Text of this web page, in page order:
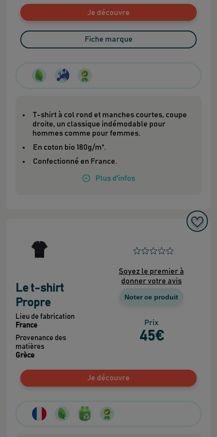
Je découvre
Fiche marque
T-shirt à col rond et manches courtes, coupe
droite, un classique indémodable pour
hommes comme pour femmes.
En coton bio 180g/m².
Confectionné en France.
Plus d'infos
Soyez le premier à
donner votre avis
Noter ce produit
Prix
45€
Le t-shirt
Propre
Lieu de fabrication
France
Provenance des
matières
Grèce
Je découvre